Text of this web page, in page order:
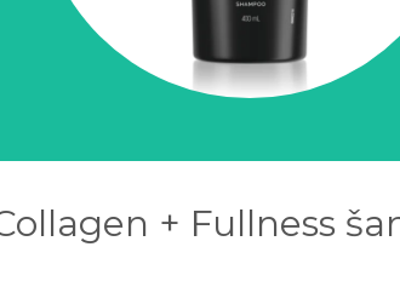
+ Fullness